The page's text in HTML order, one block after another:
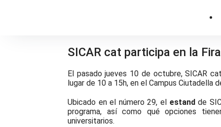
SICAR cat participa en la
El pasado jueves 10 de octubre, SICAR
lugar de 10 a 15h, en el Campus Ciutadella
Ubicado en el número 29, el estandde
programa, así como qué opciones
universitarios.